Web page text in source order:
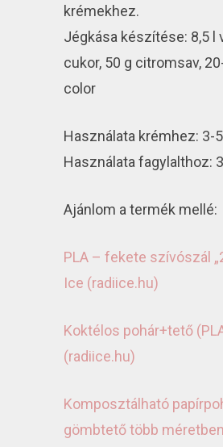
krémekhez.
Jégkása készítése: 8,5 l
cukor, 50 g citromsav,
color
Használata krémhez: 3-
Használata fagylalthoz:
Ajánlom a termék mellé:
PLA – fekete szívószál
Ice (radiice.hu)
Koktélos pohár+tető
(radiice.hu)
Komposztálható
gömbtető több